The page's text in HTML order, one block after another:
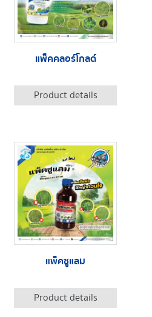
แพ็คคลอร์โกลด์
Product details
แพ็คซูแลม
Product details